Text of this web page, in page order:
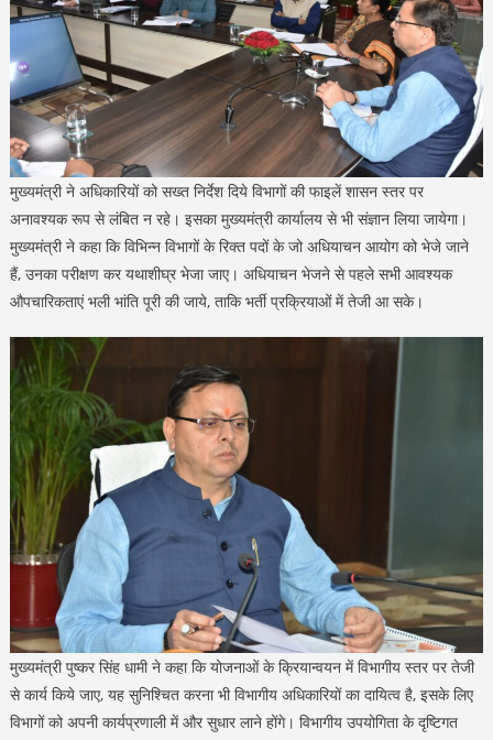
मुख्यमंत्री ने अधिकारियों को सख्त निर्देश दिये विभागों की फाइलें शासन स्तर पर
अनावश्यक रूप से लंबित न रहे। इसका मुख्यमंत्री कार्यालय से भी संज्ञान लिया जायेगा।
मुख्यमंत्री ने कहा कि विभिन्न विभागों के रिक्त पदों के जो अधियाचन आयोग को भेजे जाने
हैं, उनका परीक्षण कर यथाशीघ्र भेजा जाए। अधियाचन भेजने से पहले सभी आवश्यक
औपचारिकताएं भली भांति पूरी की जाये, ताकि भर्ती प्रक्रियाओं में तेजी आ सके।
मुख्यमंत्री पुष्कर सिंह धामी ने कहा कि योजनाओं के क्रियान्वयन में विभागीय स्तर पर तेजी
से कार्य किये जाए, यह सुनिश्चित करना भी विभागीय अधिकारियों का दायित्व है, इसके लिए
विभागों को अपनी कार्यप्रणाली में और सुधार लाने होंगे। विभागीय उपयोगिता के दृष्टिगत